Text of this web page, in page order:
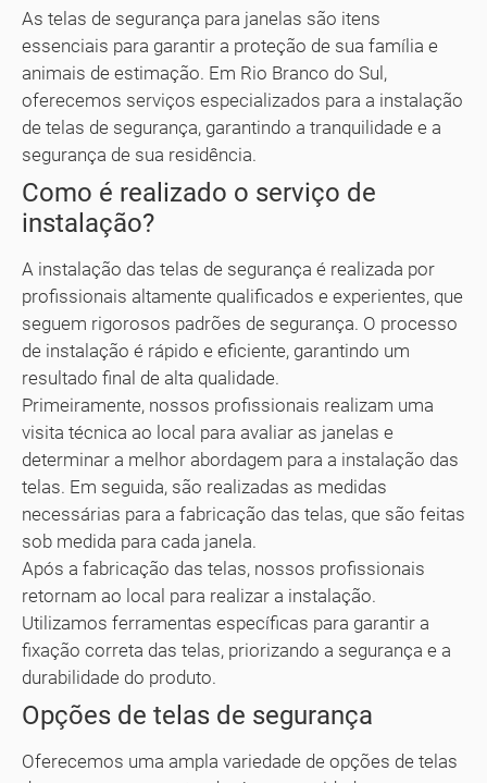
As telas de segurança para janelas são itens
essenciais para garantir a proteção de sua família e
animais de estimação. Em Rio Branco do Sul,
oferecemos serviços especializados para a instalação
de telas de segurança, garantindo a tranquilidade e a
segurança de sua residência.
Como é realizado o serviço de
instalação?
A instalação das telas de segurança é realizada por
profissionais altamente qualificados e experientes, que
seguem rigorosos padrões de segurança. O processo
de instalação é rápido e eficiente, garantindo um
resultado final de alta qualidade.
Primeiramente, nossos profissionais realizam uma
visita técnica ao local para avaliar as janelas e
determinar a melhor abordagem para a instalação das
telas. Em seguida, são realizadas as medidas
necessárias para a fabricação das telas, que são feitas
sob medida para cada janela.
Após a fabricação das telas, nossos profissionais
retornam ao local para realizar a instalação.
Utilizamos ferramentas específicas para garantir a
fixação correta das telas, priorizando a segurança e a
durabilidade do produto.
Opções de telas de segurança
Oferecemos uma ampla variedade de opções de telas